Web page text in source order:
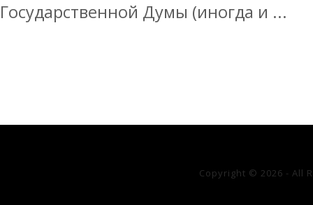
Государственной Думы (иногда и ...
Copyright © 2026 - All